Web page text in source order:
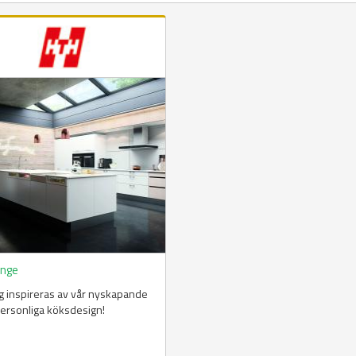
inspireras av vår nyskapande
köksdesign!